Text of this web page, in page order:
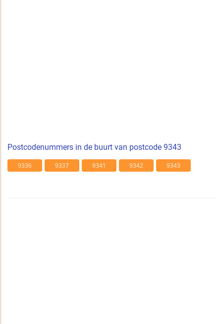
Postcodenummers in de buurt van postcode 9343
9336 9337 9341 9342 9343